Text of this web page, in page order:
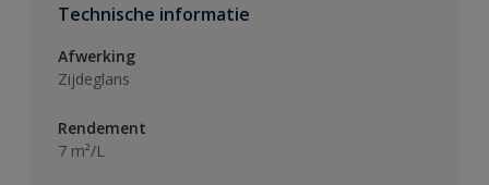
Technische informatie
Afwerking
Zijdeglans
Rendement
7 m²/L